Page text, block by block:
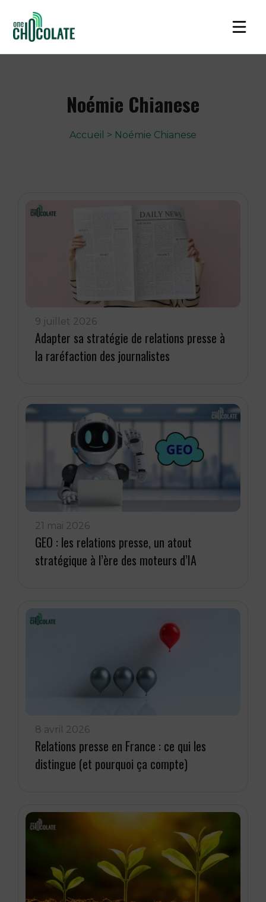
Noémie Chianese
Accueil > Noémie Chianese
9 juillet 2026
Adapter sa stratégie de relations presse à
la raréfaction des journalistes
21 mai 2026
GEO : les relations presse, un atout
stratégique à l’ère des moteurs d’IA
8 avril 2026
Relations presse en France : ce qui les
distingue (et pourquoi ça compte)